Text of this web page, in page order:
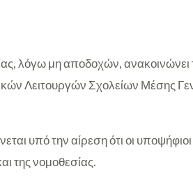
λόγω μη αποδοχών, ανακοινώνει
Λειτουργών Σχολείων Μέσης
υπό την αίρεση ότι οι
της νομοθεσίας.